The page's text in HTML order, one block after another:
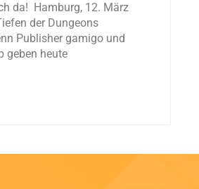
da! Hamburg, 12. März
der Dungeons
Publisher gamigo und
geben heute